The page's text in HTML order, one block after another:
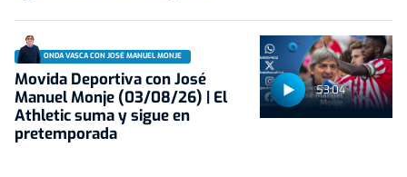
53:04
ONDA VASCA CON JOSÉ MANUEL MONJE
Movida Deportiva con José
Manuel Monje (03/08/26) | El
Athletic suma y sigue en
pretemporada